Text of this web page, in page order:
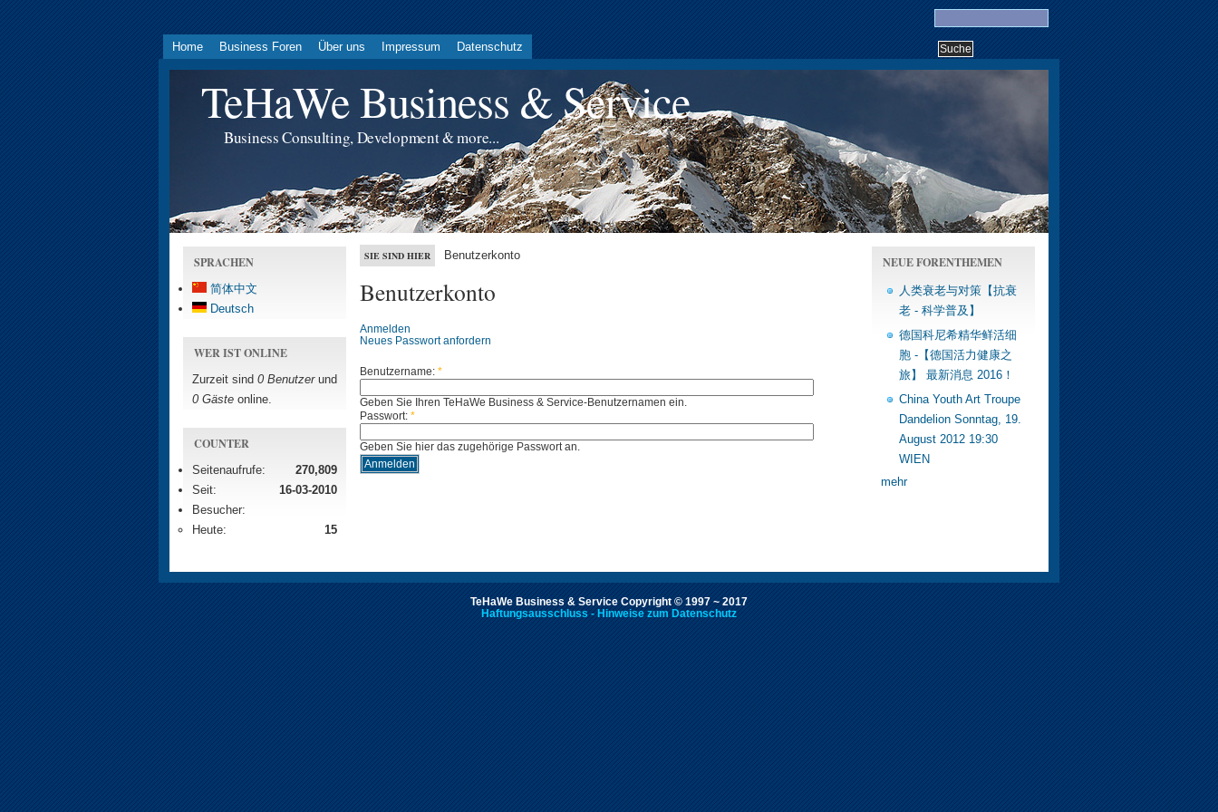
Home Business Foren Über uns Impressum Datenschutz
TeHaWe Business & Service
Business Consulting, Development & more...
SPRACHEN
简体中文
Deutsch
WER IST ONLINE
Zurzeit sind 0 Benutzerund
0 Gäste online.
COUNTER
Seitenaufrufe:
270,809
Seit:
16-03-2010
Besucher:
Heute:
15
SIE SIND HIER Benutzerkonto
Benutzerkonto
Anmelden
Neues Passwort anfordern
Benutzername: *
Geben Sie Ihren TeHaWe Business & Service-Benutzernamen ein.
Passwort: *
Geben Sie hier das zugehörige Passwort an.
NEUE FORENTHEMEN
人类衰老与对策【抗衰
老 - 科学普及】
德国科尼希精华鲜活细
胞 -【德国活力健康之
旅】 最新消息 2016！
China Youth Art Troupe
Dandelion Sonntag, 19.
August 2012 19:30
WIEN
mehr
TeHaWe Business & Service Copyright © 1997 ~ 2017
Haftungsausschluss - Hinweise zum Datenschutz